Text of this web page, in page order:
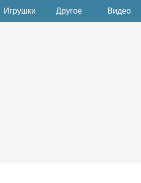
Игрушки Другое Видео